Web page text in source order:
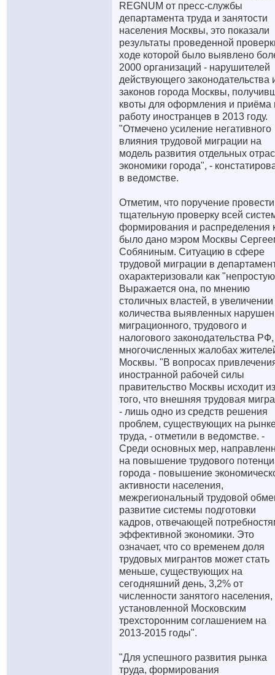
REGNUM от пресс-службы
департамента труда и занятости
населения Москвы, это показали
результаты проведенной
ходе которой было выявлено
2000 организаций - нарушителей
действующего законодательства
законов города Москвы,
квоты для оформления и приёма
работу иностранцев в 2013 году.
"Отмечено усиление негативного
влияния трудовой миграции на
модель развития отдельных
экономики города", -
в ведомстве.
Отметим, что поручение провести
тщательную проверку всей
формирования и распределения
было дано мэром Москвы
Собяниным. Ситуацию в сфере
трудовой миграции в
охарактеризовали как
Выражается она, по мнению
столичных властей, в увеличении
количества выявленных
миграционного, трудового и
налогового законодательства
многочисленных жалобах
Москвы. "В вопросах
иностранной рабочей силы
правительство Москвы исходит из
того, что внешняя трудовая
- лишь одно из средств решения
проблем, существующих на
труда, - отметили в ведомстве. -
Среди основных мер,
на повышение трудового
города - повышение
активности населения,
межрегиональный трудовой
развитие системы подготовки
кадров, отвечающей
эффективной экономики. Это
означает, что со временем доля
трудовых мигрантов может стать
меньше, существующих на
сегодняшний день, 3,2% от
численности занятого населения,
установленной Московским
трехсторонним соглашением на
2013-2015 годы".
"Для успешного развития рынка
труда, формирования